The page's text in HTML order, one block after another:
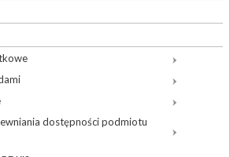
dostępności podmiotu